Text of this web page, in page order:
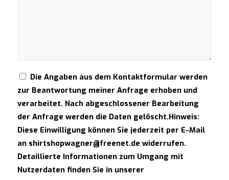
Die Angaben aus dem Kontaktformular werden
zur Beantwortung meiner Anfrage erhoben und
verarbeitet. Nach abgeschlossener Bearbeitung
der Anfrage werden die Daten gelöscht.Hinweis:
Diese Einwilligung können Sie jederzeit per E-Mail
an shirtshopwagner@freenet.de widerrufen.
Detaillierte Informationen zum Umgang mit
Nutzerdaten finden Sie in unserer